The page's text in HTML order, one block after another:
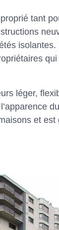
tant
isolantes.
léger,
et